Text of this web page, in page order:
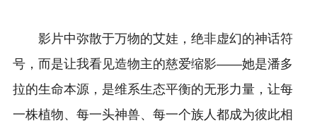
影片中弥散于万物的艾娃，绝非虚幻的神话符
号，而是让我看见造物主的慈爱缩影——她是潘多
拉的生命本源，是维系生态平衡的无形力量，让每
一株植物、每一头神兽、每一个族人都成为彼此相